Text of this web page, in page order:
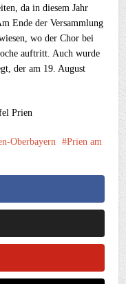
da in diesem Jahr
Ende der Versammlung
wo der Chor bei
auftritt. Auch wurde
der am 19. August
Prien
Oberbayern
Prien am